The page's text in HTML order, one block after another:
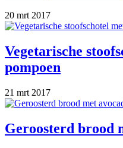
20 mrt 2017
Vegetarische
pompoen
21 mrt 2017
Geroosterd brood